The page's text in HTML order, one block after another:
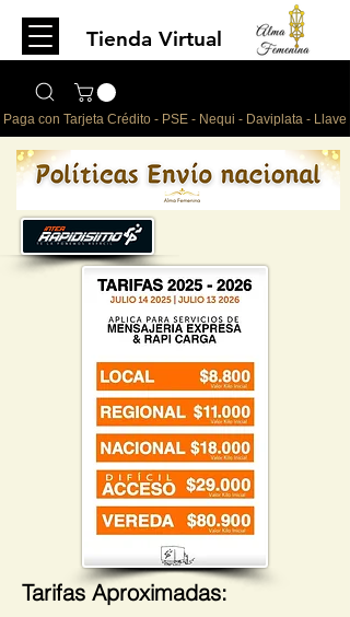
Tienda Virtual
Paga con Tarjeta Crédito - PSE - Nequi - Daviplata - Llave
Tarifas Aproximadas: